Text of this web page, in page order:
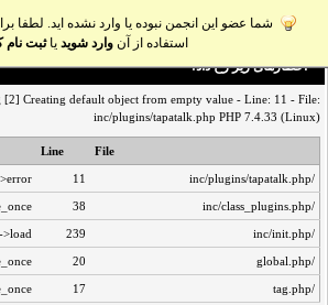
شما عضو این انجمن نبوده یا وارد نشده اید. لطفا
استفاده از آن وارد شوید یاثبت نام
اخطار‌های زیر رخ داد:
[2] Creating default object from empty value - Line: 11 - File:
inc/plugins/tapatalk.php PHP 7.4.33 (Linux)
File
Line
/inc/plugins/tapatalk.php
11
/inc/class_plugins.php
38
/inc/init.php
239
>load
/global.php
20
/tag.php
17